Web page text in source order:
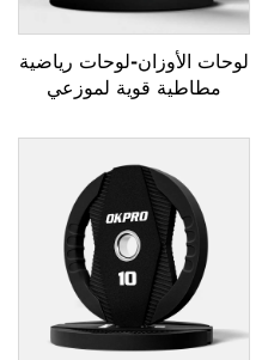
لوحات الأوزان-لوحات رياضية
مطاطية قوية لموزعي